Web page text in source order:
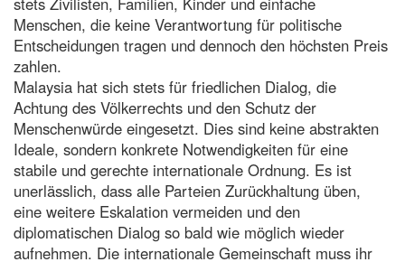
Menschen, die keine Verantwortung für politische
Entscheidungen tragen und dennoch den höchsten Preis
zahlen.
Malaysia hat sich stets für friedlichen Dialog, die
Achtung des Völkerrechts und den Schutz der
Menschenwürde eingesetzt. Dies sind keine abstrakten
Ideale, sondern konkrete Notwendigkeiten für eine
stabile und gerechte internationale Ordnung. Es ist
unerlässlich, dass alle Parteien Zurückhaltung üben,
eine weitere Eskalation vermeiden und den
diplomatischen Dialog so bald wie möglich wieder
aufnehmen. Die internationale Gemeinschaft muss ihr